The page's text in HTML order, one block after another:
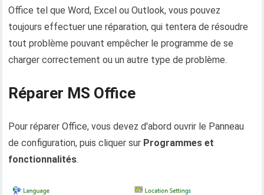
Office tel que Word, Excel ou Outlook, vous pouvez
toujours effectuer une réparation, qui tentera de résoudre
tout problème pouvant empêcher le programme de se
charger correctement ou un autre type de problème.
Réparer MS Office
Pour réparer Office, vous devez d'abord ouvrir le Panneau
de configuration, puis cliquer sur Programmes et
fonctionnalités.